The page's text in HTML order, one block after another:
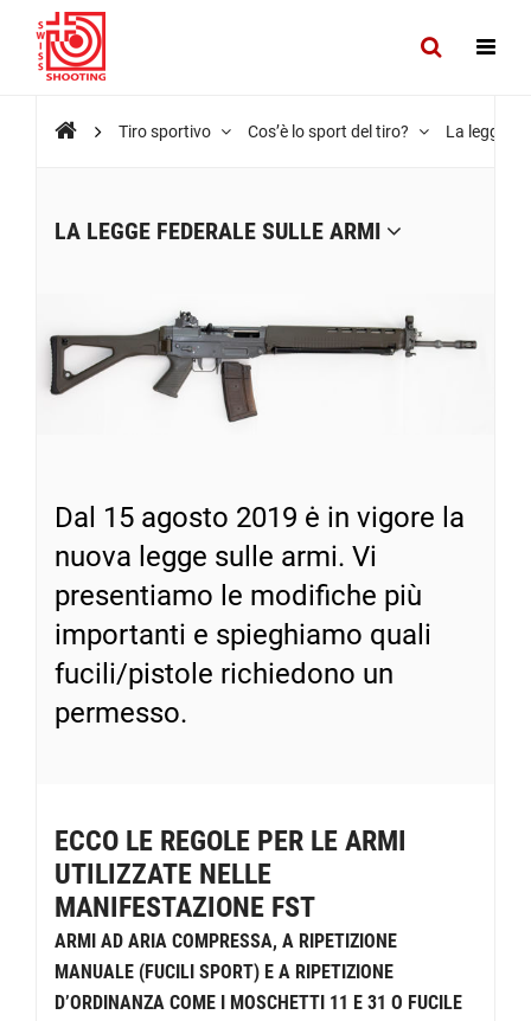
Tiro sportivo Cos’è lo sport del tiro? La legge
LA LEGGE FEDERALE SULLE ARMI
Dal 15 agosto 2019 ė in vigore la
nuova legge sulle armi. Vi
presentiamo le modifiche più
importanti e spieghiamo quali
fucili/pistole richiedono un
permesso.
ECCO LE REGOLE PER LE ARMI
UTILIZZATE NELLE
MANIFESTAZIONE FST
ARMI AD ARIA COMPRESSA, A RIPETIZIONE
MANUALE (FUCILI SPORT) E A RIPETIZIONE
D’ORDINANZA COME I MOSCHETTI 11 E 31 O FUCILE